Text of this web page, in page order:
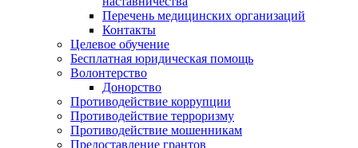
Перечень медицинских организаций
Контакты
Целевое обучение
Бесплатная юридическая помощь
Волонтерство
Донорство
Противодействие коррупции
Противодействие терроризму
Противодействие мошенникам
Предоставление грантов